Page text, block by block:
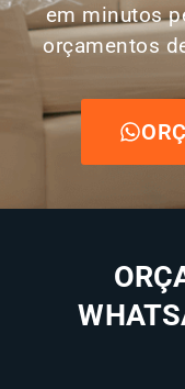
em minutos
orçamentos